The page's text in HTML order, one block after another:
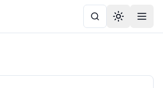
Toggle